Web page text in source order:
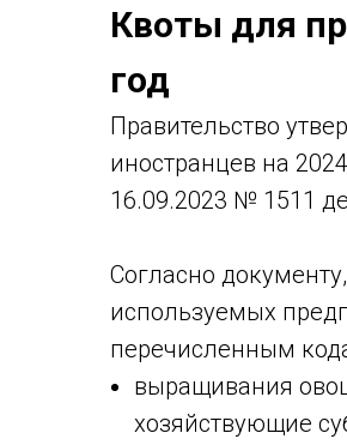
Квоты для
год
Правительство
иностранцев на
16.09.2023 № 1511
Согласно
используемых
перечисленным
выращивания
хозяйствующие